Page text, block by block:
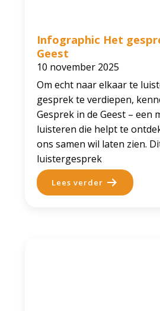
Infographic Het
Geest
10 november 2025
Om echt naar elkaar te
gesprek te verdiepen,
Gesprek in de Geest – een
luisteren die helpt te
ons samen wil laten zien.
luistergesprek
Lees verder